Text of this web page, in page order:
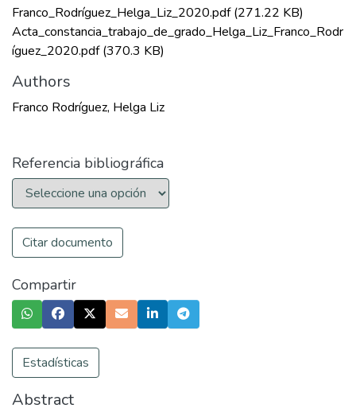
Franco_Rodríguez_Helga_Liz_2020.pdf(271.22 KB)
Acta_constancia_trabajo_de_grado_Helga_Liz_Franco_Rodr
íguez_2020.pdf(370.3 KB)
Authors
Franco Rodríguez, Helga Liz
Referencia bibliográfica
Citar documento
Compartir
Estadísticas
Abstract